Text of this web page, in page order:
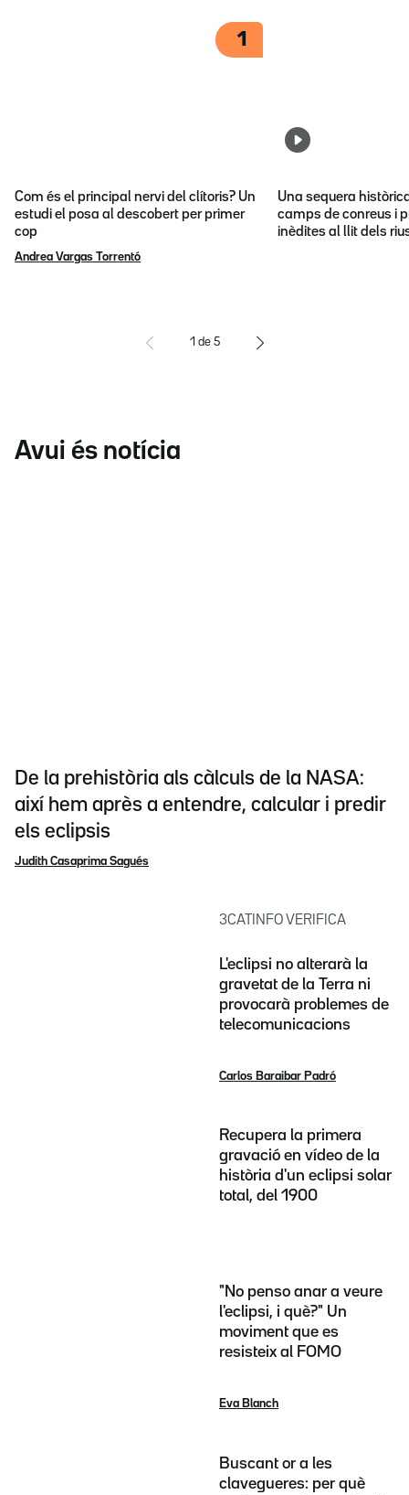
1
Com és el principal nervi del clítoris? Un
estudi el posa al descobert per primer
cop
Andrea Vargas Torrentó
Una sequera
camps de conreus i
inèdites al llit dels
1 de 5
Avui és notícia
De la prehistòria als càlculs de la NASA:
així hem après a entendre, calcular i predir
els eclipsis
Judith Casaprima Sagués
3CATINFO VERIFICA
L'eclipsi no alterarà la
gravetat de la Terra ni
provocarà problemes de
telecomunicacions
Carlos Baraibar Padró
Recupera la primera
gravació en vídeo de la
història d'un eclipsi solar
total, del 1900
"No penso anar a veure
l'eclipsi, i què?" Un
moviment que es
resisteix al FOMO
Eva Blanch
Buscant or a les
clavegueres: per què